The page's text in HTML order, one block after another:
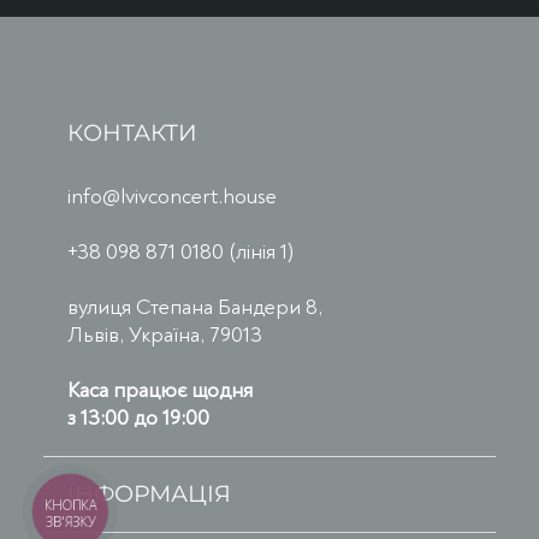
КОНТАКТИ
info@lvivconcert.house
+38 098 871 0180 (лінія 1)
вулиця Степана Бандери 8,
Львів, Україна, 79013
Каса працює щодня
з 13:00 до 19:00
ІНФОРМАЦІЯ
КНОПКА
ЗВ'ЯЗКУ